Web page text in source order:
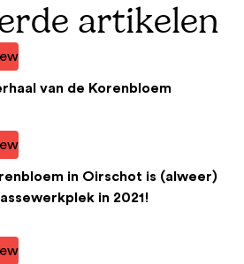
artikelen
van de Korenbloem
in Oirschot is (alweer)
in 2021!